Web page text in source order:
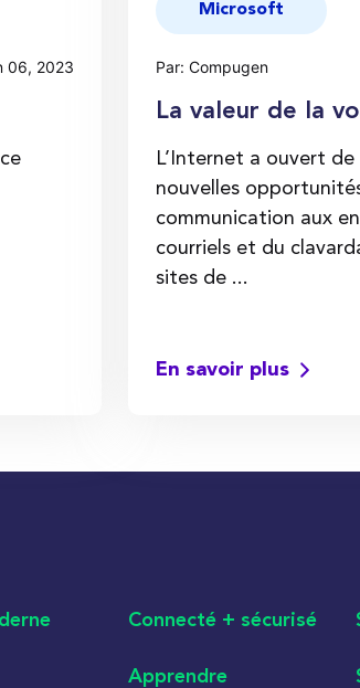
06, 2023
Microsoft
Par: Compugen
La valeur de la
L’Internet a ouvert
nouvelles
communication aux
courriels et du
sites de ...
En savoir plus
Connecté + sécurisé
Apprendre